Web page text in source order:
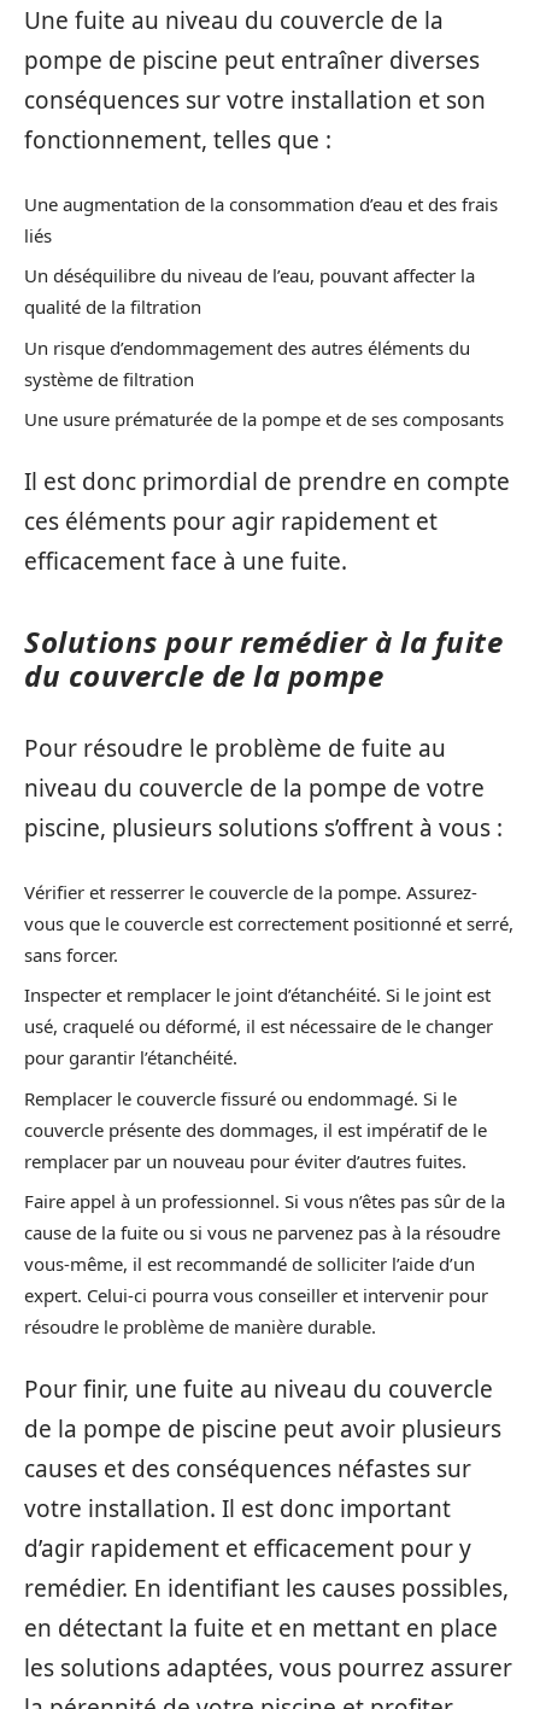
Une fuite au niveau du couvercle de la
pompe de piscine peut entraîner diverses
conséquences sur votre installation et son
fonctionnement, telles que :
Une augmentation de la consommation d’eau et des frais
liés
Un déséquilibre du niveau de l’eau, pouvant affecter la
qualité de la filtration
Un risque d’endommagement des autres éléments du
système de filtration
Une usure prématurée de la pompe et de ses composants
Il est donc primordial de prendre en compte
ces éléments pour agir rapidement et
efficacement face à une fuite.
Solutions pour remédier à la fuite
du couvercle de la pompe
Pour résoudre le problème de fuite au
niveau du couvercle de la pompe de votre
piscine, plusieurs solutions s’offrent à vous :
Vérifier et resserrer le couvercle de la pompe. Assurez-
vous que le couvercle est correctement positionné et serré,
sans forcer.
Inspecter et remplacer le joint d’étanchéité. Si le joint est
usé, craquelé ou déformé, il est nécessaire de le changer
pour garantir l’étanchéité.
Remplacer le couvercle fissuré ou endommagé. Si le
couvercle présente des dommages, il est impératif de le
remplacer par un nouveau pour éviter d’autres fuites.
Faire appel à un professionnel. Si vous n’êtes pas sûr de la
cause de la fuite ou si vous ne parvenez pas à la résoudre
vous-même, il est recommandé de solliciter l’aide d’un
expert. Celui-ci pourra vous conseiller et intervenir pour
résoudre le problème de manière durable.
Pour finir, une fuite au niveau du couvercle
de la pompe de piscine peut avoir plusieurs
causes et des conséquences néfastes sur
votre installation. Il est donc important
d’agir rapidement et efficacement pour y
remédier. En identifiant les causes possibles,
en détectant la fuite et en mettant en place
les solutions adaptées, vous pourrez assurer